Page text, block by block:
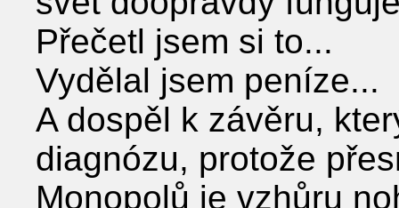
Přečetl jsem si to...
Vydělal jsem peníze...
A dospěl k závěru,
diagnózu, protože
Monopolů je vzhůru